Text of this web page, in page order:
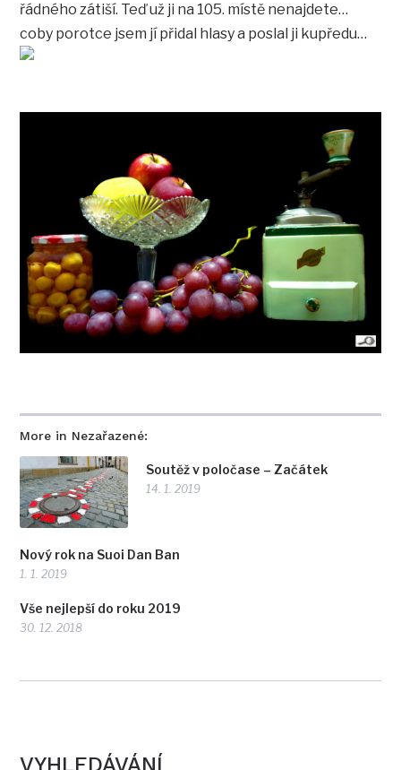
More in Nezařazené:
Soutěž v poločase – Začátek
14. 1. 2019
Nový rok na Suoi Dan Ban
1. 1. 2019
Vše nejlepší do roku 2019
30. 12. 2018
řádného zátiší. Teď už ji na 105. místě nenajdete…
coby porotce jsem jí přidal hlasy a poslal ji kupředu…
VYHLEDÁVÁNÍ